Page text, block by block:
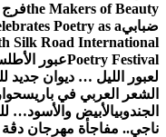
the Makers of Beauty
ضبابيPoetry as a
Silk Road International
Poetry Festivalعبور
لعبور الليل … ديوان
الشعر العربي في باريس
الجندوبيالأبيض والأسود…
ناجي.. مفاجأة مهرجان دڨة